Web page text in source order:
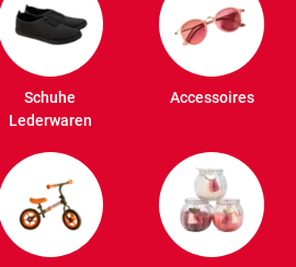
Schuhe
Lederwaren
Accessoires